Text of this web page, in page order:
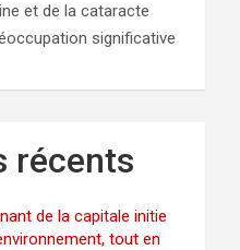
et de la cataracte
significative
récents
de la capitale initie
tout en